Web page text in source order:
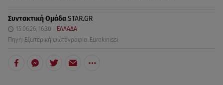
Συντακτική ΟμάδαSTAR.GR
15.06.26, 16:30
ΕΛΛΑΔΑ
Πηγή: Εξωτερική φωτογραφία: Eurokinissi